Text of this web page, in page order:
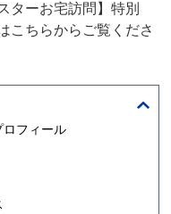
ターお宅訪問】特別
こちらからご覧くださ
ロフィール